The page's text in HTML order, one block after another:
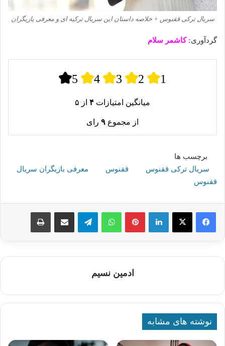
سریال ترکی ققنوس + خلاصه داستان این سریال ترکیه ای و معرفی بازیگران
گردآوری: کاشمر سلام
5 4 3 2 1
میانگین امتیازات ۴ از ۵
از مجموع ۹ رای
برچسب ها
سریال ترکی ققنوس
ققنوس
معرفی بازیگران سریال
ققنوس
لینکدین پینترستواتس آپ تلگرام اشتراک گذاری از طریق ایمیل چاپ
ادمین نسیم
نوشته های مشابه